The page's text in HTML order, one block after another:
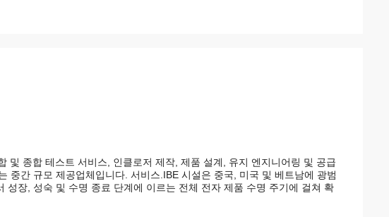
및 종합 테스트 서비스, 인클로저 제작, 제품 설계, 유지 엔지니어링 및 공급
중간 규모 제공업체입니다. 서비스.IBE 시설은 중국, 미국 및 베트남에 광범
성장, 성숙 및 수명 종료 단계에 이르는 전체 전자 제품 수명 주기에 걸쳐 확